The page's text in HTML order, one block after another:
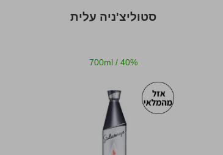
סטוליצ'ניה עלית
700ml / 40%